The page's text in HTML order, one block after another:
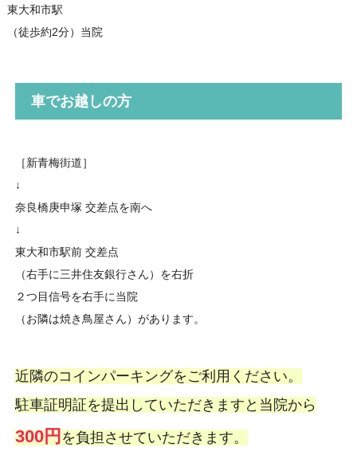
東大和市駅
（徒歩約2分）当院
車でお越しの方
［新青梅街道］
↓
奈良橋庚申塚 交差点を南へ
↓
東大和市駅前 交差点
（右手に三井住友銀行さん）を右折
２つ目信号を右手に当院
（お隣は焼き鳥屋さん）があります。
近隣のコインパーキングをご利用ください。
駐車証明証を提出していただきますと当院から
300円を負担させていただきます。